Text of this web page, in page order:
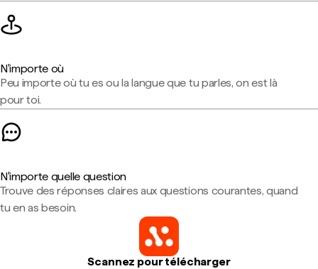
N'importe où
Peu importe où tu es ou la langue que tu parles, on est là
pour toi.
N'importe quelle question
Trouve des réponses claires aux questions courantes, quand
tu en as besoin.
Scannez pour télécharger